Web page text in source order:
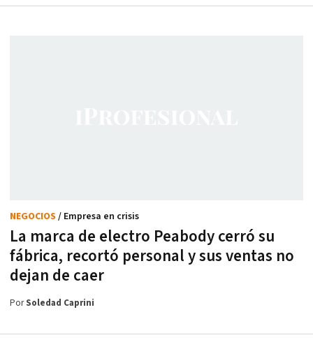
La marca de electro Peabody cerró su
fábrica, recortó personal y sus ventas no
dejan de caer
NEGOCIOS / Empresa en crisis
PorSoledad Caprini